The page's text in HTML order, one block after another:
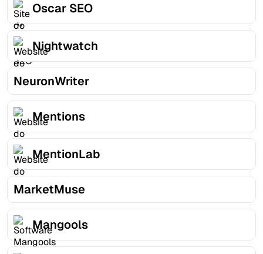
Oscar SEO
Nightwatch
NeuronWriter
Mentions
MentionLab
MarketMuse
Mangools